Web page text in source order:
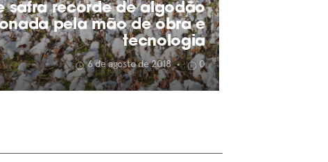
safra recorde de algodão
pela mão de obra e
tecnologia
6 de agosto de 2018 • 0